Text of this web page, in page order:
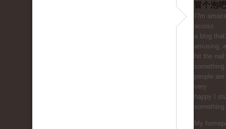
冒个泡
I?m
across
a blog
amusing,
hit the
people
very
happy I
My